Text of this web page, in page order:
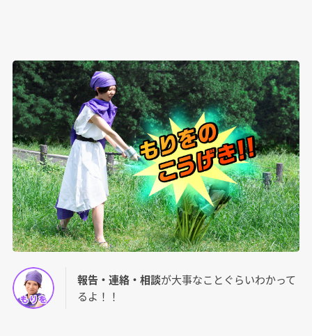
報告・連絡・相談が大事なことぐらいわかって
るよ！！